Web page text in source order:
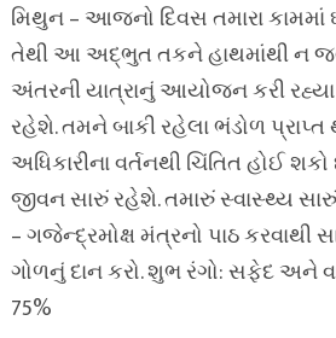
મિથુન – આજનો દિવસ તમારા કામમાં
તેથી આ અદ્ભુત તકને હાથમાંથી ન
અંતરની યાત્રાનું આયોજન કરી રહ્યા
રહેશે. તમને બાકી રહેલા ભંડોળ પ્રાપ્ત
અધિકારીના વર્તનથી ચિંતિત હોઈ
જીવન સારું રહેશે. તમારું સ્વાસ્થ્ય
– ગજેન્દ્રમોક્ષ મંત્રનો પાઠ
ગોળનું દાન કરો. શુભ રંગો: સફેદ અને
75%